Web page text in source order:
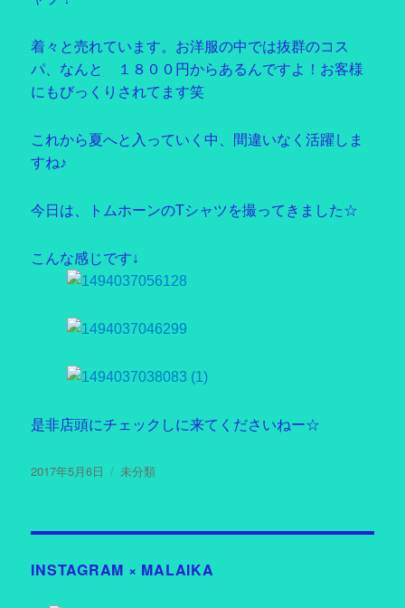
着々と売れています。お洋服の中では抜群のコス
パ、なんと １８００円からあるんですよ！お客様
にもびっくりされてます笑
これから夏へと入っていく中、間違いなく活躍しま
すね♪
今日は、トムホーンのTシャツを撮ってきました☆
こんな感じです↓
是非店頭にチェックしに来てくださいねー☆
投
2017年5月6日
カ
リ
未分類
INSTAGRAM × MALAIKA